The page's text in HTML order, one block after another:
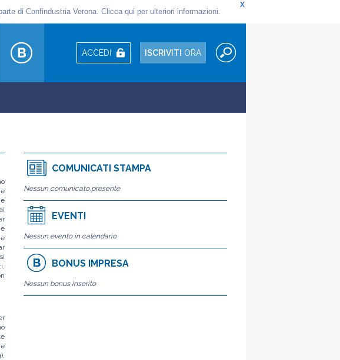
ACCEDI ISCRIVITI ORA
COMUNICATI STAMPA
Nessun comunicato presente
EVENTI
Nessun evento in calendario
BONUS IMPRESA
Nessun bonus inserito